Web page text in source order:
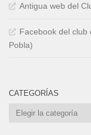
Antigua web del
Facebook del club
Pobla)
CATEGORÍAS
Categorías